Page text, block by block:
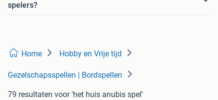
spelers?
Home Hobby en Vrije tijd
Gezelschapsspellen | Bordspellen
79 resultaten voor 'het huis anubis spel'